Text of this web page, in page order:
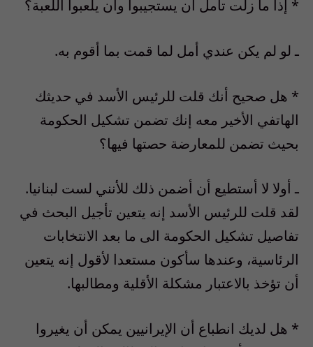
* إذا ما زلت تأمل أن يستجيبوا وأن يلعبوا اللعبة؟
ـ لو لم يكن عندي أمل لما قمت بما أقوم به.
* هل صحيح أنك قلت للرئيس الأسد في حديثك
الهاتفي الأخير معه إنك تضمن تشكيل الحكومة
بحيث تضمن للمعارضة حصتها فيها؟
ـ أولا لا أستطيع أن أضمن ذلك للأنني لست لبنانيا.
لقد قلت للرئيس الأسد إنه يتعين تأجيل البحث في
تفاصيل تشكيل الحكومة الى ما بعد الانتخابات
الرئاسية، وعندها سأكون مستعدا لأقول إنه يتعين
أن تؤخذ بالاعتبار مشكلة الأقلية ومطالبها.
* هل لديك انطباع أن الإيرانيين يمكن أن يغيروا